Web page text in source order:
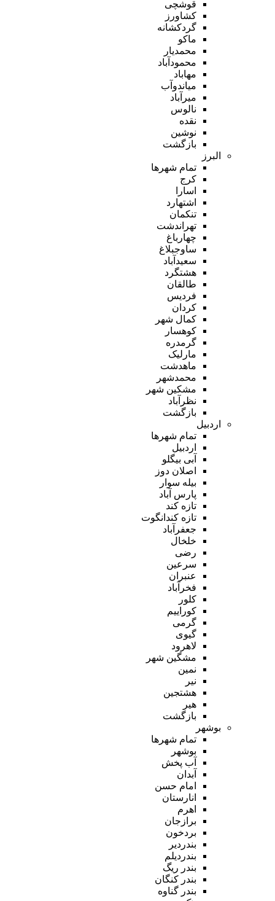
قوشچی
کشاورز
گردکشانه
ماکو
محمدیار
محمودآباد
مهاباد
میاندوآب
میرآباد
نالوس
نقده
نوشین
بازگشت
البرز
تمام شهر‌ها
کرج
اسارا
اشتهارد
تنکمان
تهراندشت
چهارباغ
ساوجبلاغ
سعیدآباد
هشتگرد
طالقان
فردیس
کردان
کمال شهر
کوهسار
گرمدره
مارلیک
ماهدشت
محمدشهر
مشکین شهر
نظرآباد
بازگشت
اردبیل
تمام شهر‌ها
اردبیل
آبی بیگلو
اصلان دوز
بیله سوار
پارس آباد
تازه کند
تازه کندانگوت
جعفرآباد
خلخال
رضی
سرعین
عنبران
فخرآباد
کلور
کوراییم
گرمی
گیوی
لاهرود
مشگین شهر
نمین
نیر
هشتجین
هیر
بازگشت
بوشهر
تمام شهر‌ها
بوشهر
آب پخش
آبدان
امام حسن
انارستان
اهرم
برازجان
بردخون
بندردیر
بندردیلم
بندر ریگ
بندر کنگان
بندر گناوه